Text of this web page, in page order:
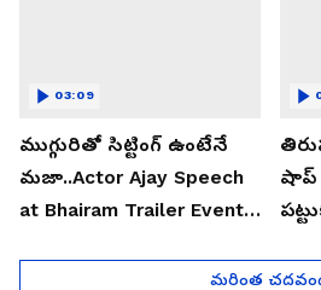
ముగ్గురితో సిట్టింగ్ ఉంటేనే
మజా..Actor Ajay Speech
at Bhairam Trailer Event |
03:09
షాప్
మరింత